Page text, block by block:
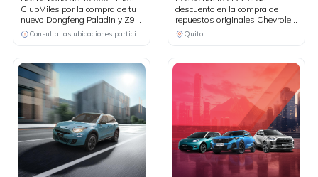
ClubMiles por la compra de tu
nuevo Dongfeng Paladin y Z9
PHEV.
Consulta las ubicaciones participantes
descuento en la compra de
repuestos originales Chevrolet
y hasta el 25% de descuento
en repuestos de
pastillas de freno, correas).
Recibe beneficios exclusivos en
talleres: • Cambio de aceite y
filtro desde USD 24.99 + IVA •
Alineación y balanceo a USD
19.99 + IVA • Combo frenos
USD 14.99 + IVA • Cambio de
plumas desde USD 12.99 +
IVA.
Quito